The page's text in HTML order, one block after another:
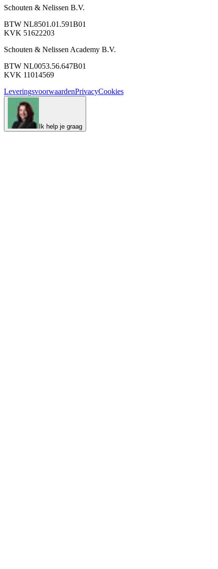
Schouten & Nelissen B.V.
BTW NL8501.01.591B01
KVK 51622203
Schouten & Nelissen Academy B.V.
BTW NL0053.56.647B01
KVK 11014569
LeveringsvoorwaardenPrivacyCookies
Ik help je graag